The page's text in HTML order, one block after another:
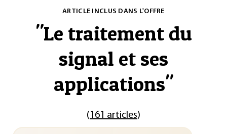
ARTICLE INCLUS DANS L'OFFRE
"Le traitement du
signal et ses
applications"
(161 articles)